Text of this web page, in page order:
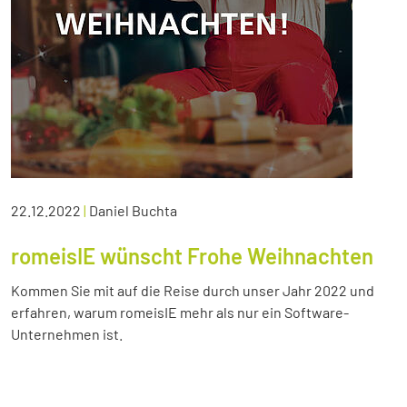
22.12.2022 | Daniel Buchta
romeisIE wünscht Frohe Weihnachten
Kommen Sie mit auf die Reise durch unser Jahr 2022 und
erfahren, warum romeisIE mehr als nur ein Software-
Unternehmen ist.